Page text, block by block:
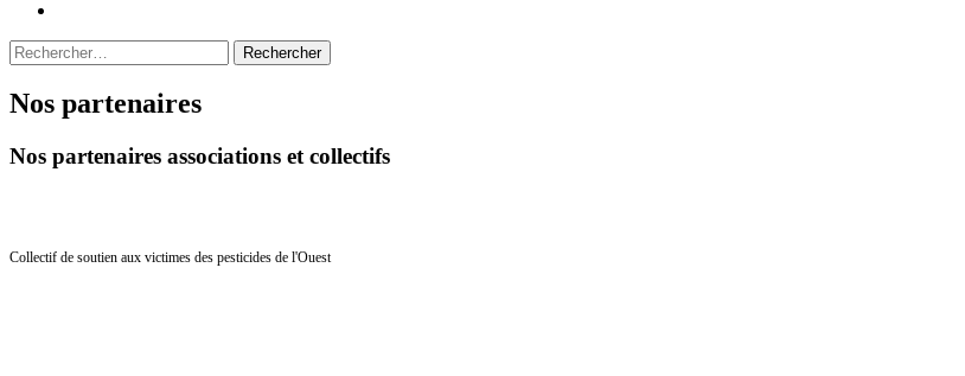
Rechercher :
Nos partenaires
Nos partenaires associations et collectifs
Collectif de soutien aux victimes des pesticides de l'Ouest